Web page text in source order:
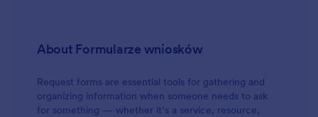
About Formularze wniosków
Request forms are essential tools for gathering and
organizing information when someone needs to ask
for something — whether it’s a service, resource,